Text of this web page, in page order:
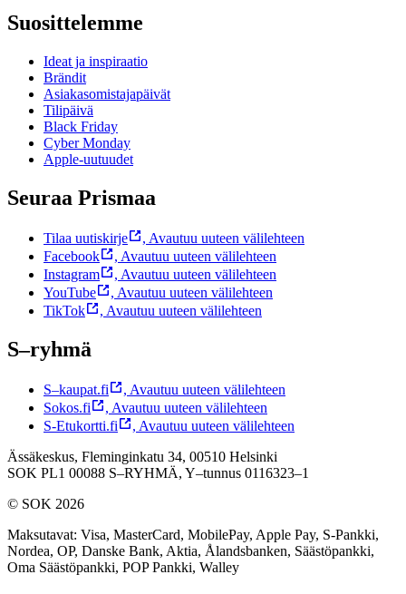
Suosittelemme
Ideat ja inspiraatio
Brändit
Asiakasomistajapäivät
Tilipäivä
Black Friday
Cyber Monday
Apple-uutuudet
Seuraa Prismaa
Tilaa uutiskirje , Avautuu uuteen välilehteen
Facebook
, Avautuu uuteen välilehteen
Instagram
, Avautuu uuteen välilehteen
YouTube
, Avautuu uuteen välilehteen
TikTok
, Avautuu uuteen välilehteen
S–ryhmä
S–kaupat.fi , Avautuu uuteen välilehteen
Sokos.fi
, Avautuu uuteen välilehteen
S-Etukortti.fi
, Avautuu uuteen välilehteen
Ässäkeskus, Fleminginkatu 34, 00510 Helsinki
SOK PL1 00088 S–RYHMÄ, Y–tunnus 0116323–1
© SOK 2026
Maksutavat: Visa, MasterCard, MobilePay, Apple Pay, S-Pankki,
Nordea, OP, Danske Bank, Aktia, Ålandsbanken, Säästöpankki,
Oma Säästöpankki, POP Pankki, Walley